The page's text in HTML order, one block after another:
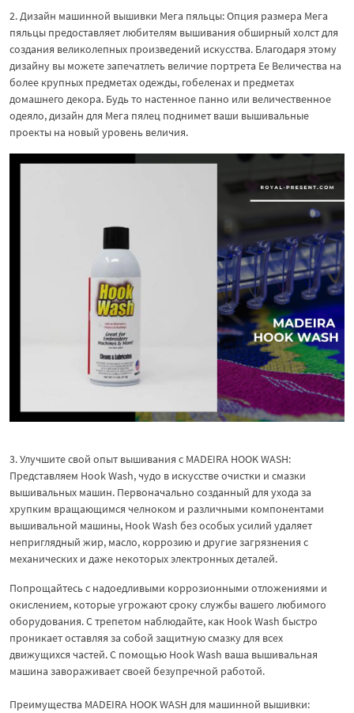
2. Дизайн машинной вышивки Мега пяльцы: Опция размера Мега
пяльцы предоставляет любителям вышивания обширный холст для
создания великолепных произведений искусства. Благодаря этому
дизайну вы можете запечатлеть величие портрета Ее Величества на
более крупных предметах одежды, гобеленах и предметах
домашнего декора. Будь то настенное панно или величественное
одеяло, дизайн для Мега пялец поднимет ваши вышивальные
проекты на новый уровень величия.
3. Улучшите свой опыт вышивания с MADEIRA HOOK WASH:
Представляем Hook Wash, чудо в искусстве очистки и смазки
вышивальных машин. Первоначально созданный для ухода за
хрупким вращающимся челноком и различными компонентами
вышивальной машины, Hook Wash без особых усилий удаляет
неприглядный жир, масло, коррозию и другие загрязнения с
механических и даже некоторых электронных деталей.
Попрощайтесь с надоедливыми коррозионными отложениями и
окислением, которые угрожают сроку службы вашего любимого
оборудования. С трепетом наблюдайте, как Hook Wash быстро
проникает оставляя за собой защитную смазку для всех
движущихся частей. С помощью Hook Wash ваша вышивальная
машина завораживает своей безупречной работой.
Преимущества MADEIRA HOOK WASH для машинной вышивки: